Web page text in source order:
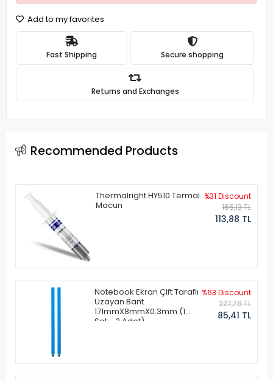
Add to my favorites
Fast Shipping Secure shopping
Returns and Exchanges
Recommended Products
Thermalright HY510 Termal
Macun
%31 Discount
165,13 TL
113,88 TL
Notebook Ekran Çift Taraflı
Uzayan Bant
171mmX8mmX0.3mm (1
Set - 2 Adet)
%63 Discount
227,76 TL
85,41 TL